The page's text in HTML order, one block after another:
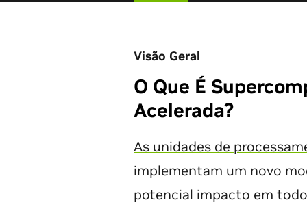
Visão Geral
O Que É
Acelerada?
As unidades de
implementam um novo
potencial impacto em